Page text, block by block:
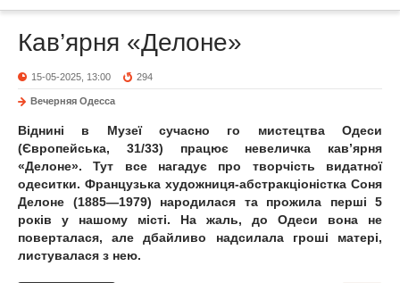
Кав’ярня «Делоне»
15-05-2025, 13:00 294
Вечерняя Одесса
Віднині в Музеї сучасно го мистецтва Одеси
(Європейська, 31/33) працює невеличка кав’ярня
«Делоне». Тут все нагадує про творчість видатної
одеситки. Французька художниця-абстракціоністка Соня
Делоне (1885—1979) народилася та прожила перші 5
років у нашому місті. На жаль, до Одеси вона не
поверталася, але дбайливо надсилала гроші матері,
листувалася з нею.